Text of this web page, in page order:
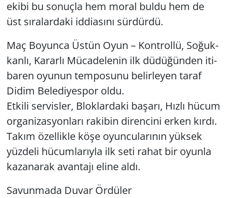
ekibi bu so­nuç­la hem moral buldu hem de
üst sı­ra­lar­da­ki id­di­ası­nı sür­dür­dü.
Maç Bo­yun­ca Üstün Oyun – Kont­rol­lü, So­ğuk­
kan­lı, Ka­rar­lı Mü­ca­de­le­nin ilk dü­dü­ğün­den iti­
ba­ren oyu­nun tem­po­su­nu be­lir­le­yen taraf
Didim Be­le­di­yes­por oldu.
Et­ki­li ser­vis­ler, Blok­lar­da­ki ba­şa­rı, Hızlı hücum
or­ga­ni­zas­yon­la­rı ra­ki­bin di­ren­ci­ni erken kırdı.
Takım özel­lik­le köşe oyun­cu­la­rı­nın yük­sek
yüz­de­li hü­cum­la­rıy­la ilk seti rahat bir oyun­la
ka­za­na­rak avan­ta­jı eline aldı.
Sa­vun­ma­da Duvar Ör­dü­ler
Yerel